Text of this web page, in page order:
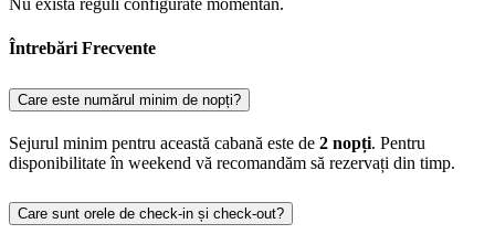
Nu există reguli configurate momentan.
Întrebări Frecvente
Care este numărul minim de nopți?
Sejurul minim pentru această cabană este de 2 nopți. Pentru
disponibilitate în weekend vă recomandăm să rezervați din timp.
Care sunt orele de check-in și check-out?